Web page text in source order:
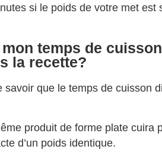
si le poids de votre met est
temps de
la recette?
savoir que le temps de cuisson
produit de forme plate cuira
d’un poids identique.